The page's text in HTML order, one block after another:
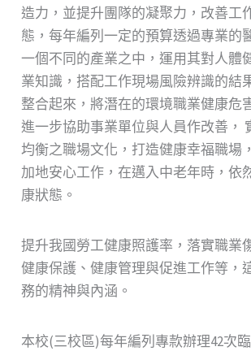
造力，並提升團隊的凝聚力，改善工
態，每年編列一定的預算透過專業的
一個不同的產業之中，運用其對人體
業知識，搭配工作現場風險辨識的結
整合起來，將潛在的環境職業健康危
進一步協助事業單位與人員作改善，
均衡之職場文化，打造健康幸福職場
加地安心工作，在邁入中老年時，依
康狀態。
提升我國勞工健康照護率，落實職業
健康保護、健康管理與促進工作等，
務的精神與內涵。
本校(三校區)每年編列專款辦理42次